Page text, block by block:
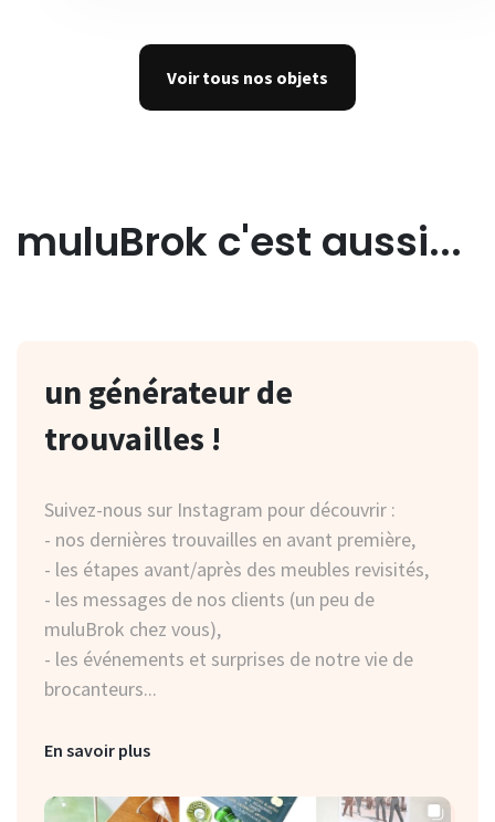
Voir tous nos objets
muluBrok c'est aussi...
un générateur de
trouvailles !
Suivez-nous sur Instagram pour découvrir :
- nos dernières trouvailles en avant première,
- les étapes avant/après des meubles revisités,
- les messages de nos clients (un peu de
muluBrok chez vous),
- les événements et surprises de notre vie de
brocanteurs...
En savoir plus
des envois et des
livraisons...
Nous expédions les colis en France et dans le
monde par Mondial Relay ou Colissimo…
Les meubles sont livrés dans toute la France par
notre prestataire.
PARIS : Livraisons effectuées par nos soins
(rendez-vous à convenir)
vaisselle...
notre showroom...
à Veules les Roses en Normandie.
Vous découvrirez différentes ambiances, de la
vaisselle, objets de décoration, des meubles…
des meubles à l'atelier...
Table d’appoint, chevet, commode, chiffonnier,
bureau…
Ils seront revisités à l'Atelier muluBrok !
Voici nos réalisations :